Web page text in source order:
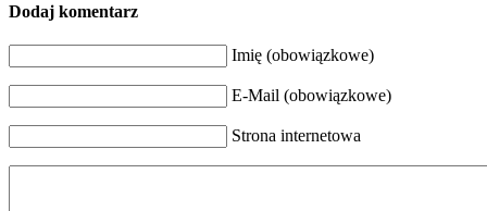
Dodaj komentarz
Imię (obowiązkowe)
E-Mail (obowiązkowe)
Strona internetowa